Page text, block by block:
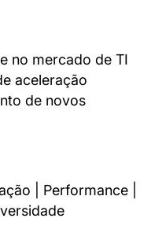
no mercado de TI
aceleração
de novos
| Performance |